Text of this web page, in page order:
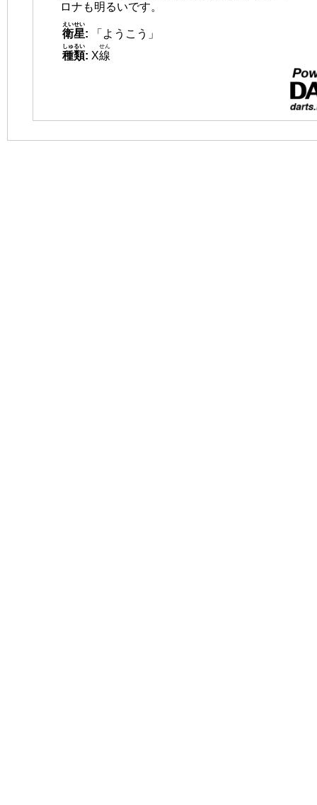
ロナも明るいです。
衛星
えいせい
:
「ようこう」
種類
しゅるい
: X線
せん